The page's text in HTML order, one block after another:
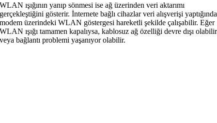
WLAN ışığının yanıp sönmesi ise ağ üzerinden veri aktarımı
gerçekleştiğini gösterir. İnternete bağlı cihazlar veri alışverişi yaptığında
modem üzerindeki WLAN göstergesi hareketli şekilde çalışabilir. Eğer
WLAN ışığı tamamen kapalıysa, kablosuz ağ özelliği devre dışı olabilir
veya bağlantı problemi yaşanıyor olabilir.